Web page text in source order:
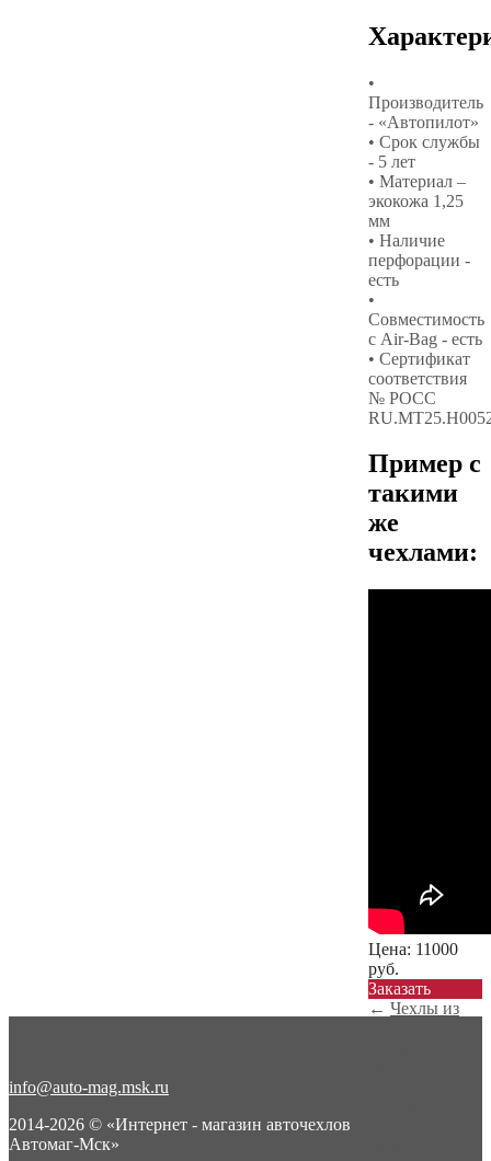
•
Производитель
- «Автопилот»
• Срок службы
- 5 лет
• Материал –
экокожа 1,25
мм
• Наличие
перфорации -
есть
•
Совместимость
с Air-Bag - есть
• Сертификат
соответствия
№ РОСС
Пример с
такими
же
чехлами:
Цена: 11000
руб.
Заказать
← Чехлы из
info@auto-mag.msk.ru
2014-2026 © «Интернет - магазин авточехлов
Автомаг-Мск»